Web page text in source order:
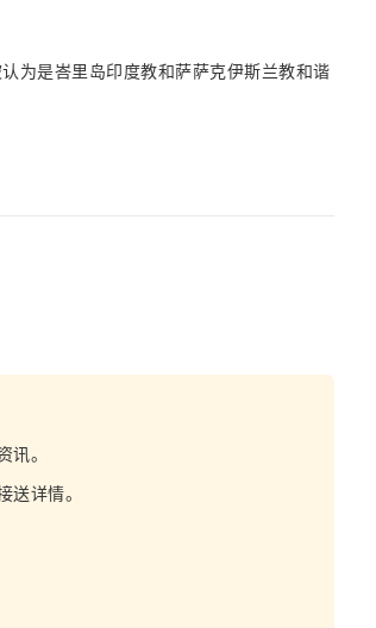
为是峇里岛印度教和萨萨克伊斯兰教和谐
讯。
送详情。